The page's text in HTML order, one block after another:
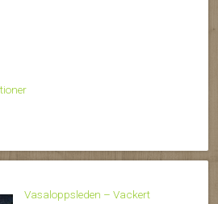
Vasaloppsleden – Vackert